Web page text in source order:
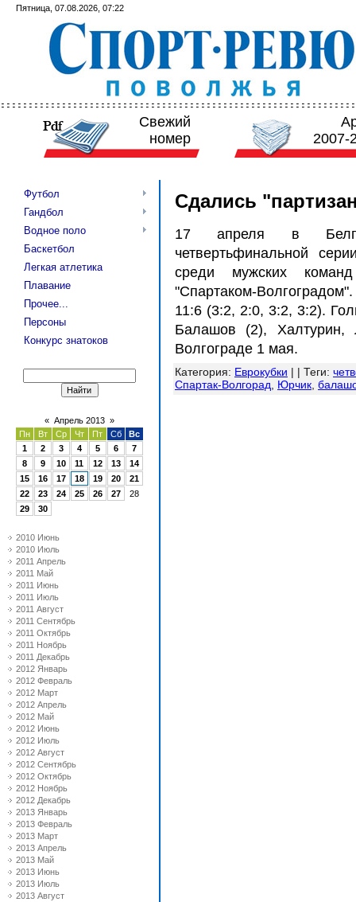
Пятница, 07.08.2026, 07:22
Свежий
номер
2007-
Футбол
Гандбол
Водное поло
Баскетбол
Легкая атлетика
Плавание
Прочее...
Персоны
Конкурс знатоков
« Апрель 2013 »
Пн
Вт Ср Чт Пт Сб
Вс
1
2 3 4 5 6
7
8
9 10 11 12 13
14
15
16 17 18 19 20
21
22
23 24 25 26 27
28
29
30
2010 Июнь
2010 Июль
2011 Апрель
2011 Май
2011 Июнь
2011 Июль
2011 Август
2011 Сентябрь
2011 Октябрь
2011 Ноябрь
2011 Декабрь
2012 Январь
2012 Февраль
2012 Март
2012 Апрель
2012 Май
2012 Июнь
2012 Июль
2012 Август
2012 Сентябрь
2012 Октябрь
2012 Ноябрь
2012 Декабрь
2013 Январь
2013 Февраль
2013 Март
2013 Апрель
2013 Май
2013 Июнь
2013 Июль
2013 Август
Сдались
17 апреля в
четвертьфинальной
среди мужских
"Спартаком-
11:6 (3:2, 2:0, 3:2, 3:2).
Балашов (2), Халтурин,
Волгограде 1 мая.
Категория: Еврокубки | | Теги:
Спартак-Волгорад
Юрчик